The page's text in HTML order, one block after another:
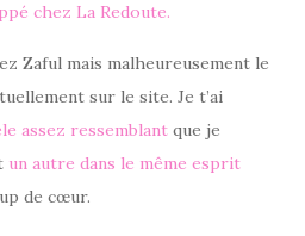
chez La Redoute.
Zaful mais malheureusement le
sur le site. Je t’ai
assez ressemblant que je
un autre dans le même esprit
de cœur.